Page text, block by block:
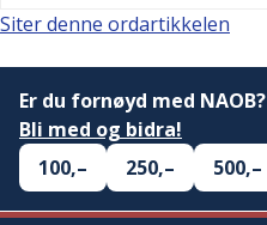
Siter denne ordartikkelen
Er du fornøyd med NAOB?
Bli med og bidra!
100,–
250,– 500,–